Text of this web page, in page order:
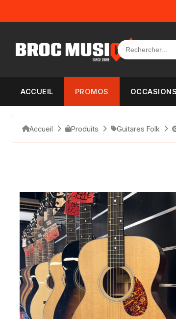
ACCUEIL PROMOS OCCASIONS
Accueil Produits Guitares Folk